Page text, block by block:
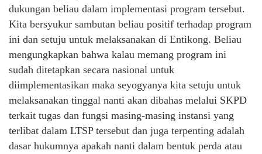
dukungan beliau dalam implementasi program tersebut.
Kita bersyukur sambutan beliau positif terhadap program
ini dan setuju untuk melaksanakan di Entikong. Beliau
mengungkapkan bahwa kalau memang program ini
sudah ditetapkan secara nasional untuk
diimplementasikan maka seyogyanya kita setuju untuk
melaksanakan tinggal nanti akan dibahas melalui SKPD
terkait tugas dan fungsi masing-masing instansi yang
terlibat dalam LTSP tersebut dan juga terpenting adalah
dasar hukumnya apakah nanti dalam bentuk perda atau